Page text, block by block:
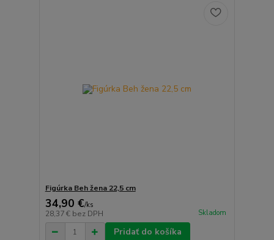
Figúrka Beh žena 22,5 cm
34,90 €/ks
28,37 € bez DPH Skladom
Pridať do košíka